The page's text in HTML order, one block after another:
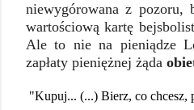
niewygórowana z pozoru,
wartościową kartę
Ale to nie na pieniądze
zapłaty pieniężnej żąda
"Kupuj... (...) Bierz, co chcesz,